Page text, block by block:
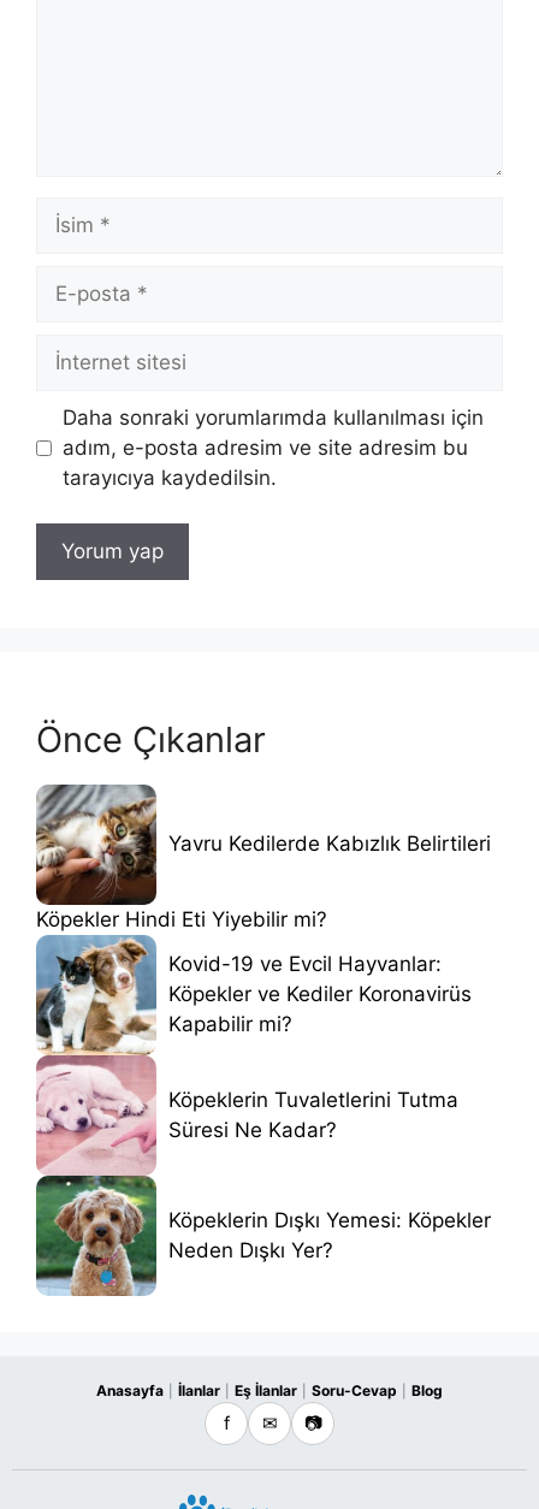
İsim
posta
İnternet
sitesi
Daha sonraki yorumlarımda kullanılması için
adım, e-posta adresim ve site adresim bu
tarayıcıya kaydedilsin.
Önce Çıkanlar
Yavru Kedilerde Kabızlık Belirtileri
Köpekler Hindi Eti Yiyebilir mi?
Kovid-19 ve Evcil Hayvanlar:
Köpekler ve Kediler Koronavirüs
Kapabilir mi?
Köpeklerin Tuvaletlerini Tutma
Süresi Ne Kadar?
Köpeklerin Dışkı Yemesi: Köpekler
Neden Dışkı Yer?
Anasayfa İlanlar Eş İlanlar Soru-Cevap Blog
f ✉ 📷